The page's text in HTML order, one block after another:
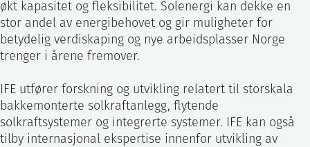
økt kapasitet og fleksibilitet. Solenergi kan dekke en
stor andel av energibehovet og gir muligheter for
betydelig verdiskaping og nye arbeidsplasser Norge
trenger i årene fremover.
IFE utfører forskning og utvikling relatert til storskala
bakkemonterte solkraftanlegg, flytende
solkraftsystemer og integrerte systemer. IFE kan også
tilby internasjonal ekspertise innenfor utvikling av